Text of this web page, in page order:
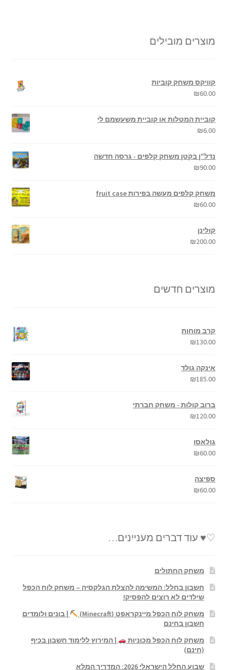
מוצרים מובילים
קוויקס משחק קוביות
₪60.00
קוביית המטלות או קוביית משעשמם לי
₪6.00
נדל"ן בקטן משחק קלפים - גרסה חדשה
₪90.00
משחק קלפים מעשה בפירות fruit case
₪60.00
קולינן
₪200.00
מוצרים חדשים
קרב מוחות
₪130.00
אינקה גולד
₪185.00
ברוב קולות - משחק חברתי
₪120.00
גולאסו
₪60.00
ספיצה
₪60.00
♡♥ עוד דברים מעניינים…
משחק החתולים
חשבון בחלל: המשימה להצלת הגלקסיה – משחק לוח הכפל
שילדים לא רוצים להפסיק!
משחק לוח הכפל מיינקראפט (Minecraft)
| בונים ולומדים
חשבון בחינם
משחק לוח הכפל מכוניות
| המירוץ ללימוד חשבון בכיף
(חינם)
שבוע החלל הישראלי 2026: המדריך המלא